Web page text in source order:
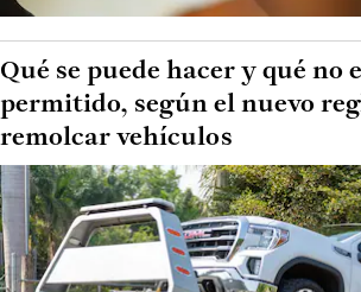
Qué se puede hacer y qué no
permitido, según el nuevo
remolcar vehículos